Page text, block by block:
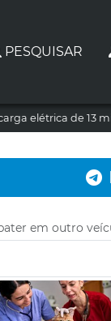
PESQUISAR
elétrica de 13
em outro